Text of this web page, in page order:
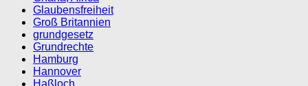
Glaubensfreiheit
Groß Britannien
grundgesetz
Grundrechte
Hamburg
Hannover